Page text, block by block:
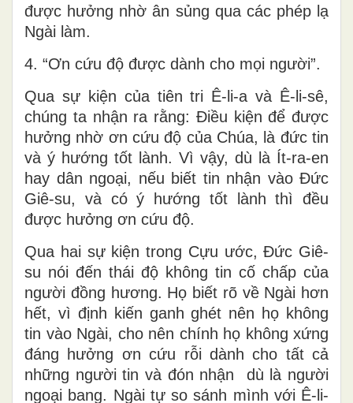
được hưởng nhờ ân sủng qua các phép lạ
Ngài làm.
4. “Ơn cứu độ được dành cho mọi người”.
Qua sự kiện của tiên tri Ê-li-a và Ê-li-sê,
chúng ta nhận ra rằng: Điều kiện để được
hưởng nhờ ơn cứu độ của Chúa, là đức tin
và ý hướng tốt lành. Vì vậy, dù là Ít-ra-en
hay dân ngoại, nếu biết tin nhận vào Đức
Giê-su, và có ý hướng tốt lành thì đều
được hưởng ơn cứu độ.
Qua hai sự kiện trong Cựu ước, Đức Giê-
su nói đến thái độ không tin cố chấp của
người đồng hương. Họ biết rõ về Ngài hơn
hết, vì định kiến ganh ghét nên họ không
tin vào Ngài, cho nên chính họ không xứng
đáng hưởng ơn cứu rỗi dành cho tất cả
những người tin và đón nhận dù là người
ngoại bang. Ngài tự so sánh mình với Ê-li-